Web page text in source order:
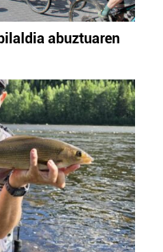
abuztuaren